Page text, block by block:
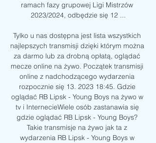
ramach fazy grupowej Ligi Mistrzów
2023/2024, odbędzie się 12 ...
Tylko u nas dostępna jest lista wszystkich
najlepszych transmisji dzięki którym można
za darmo lub za drobną opłatą, oglądać
mecze online na żywo. Początek transmisji
online z nadchodzącego wydarzenia
rozpocznie się 13. 2023 18:45. Gdzie
oglądać RB Lipsk - Young Boys na żywo w
tv i InternecieWiele osób zastanawia się
gdzie oglądać RB Lipsk - Young Boys?
Takie transmisje na żywo jak ta z
wydarzenia RB Lipsk - Young Boys w